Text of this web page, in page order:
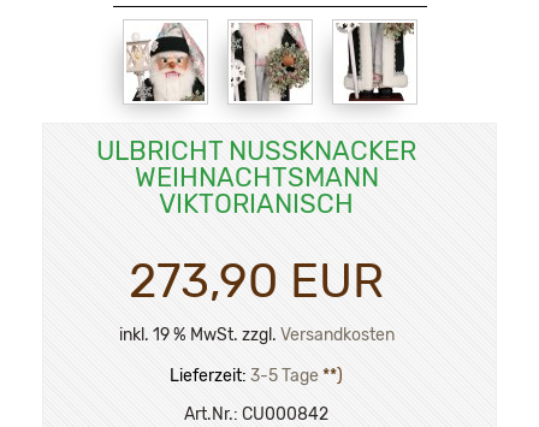
ULBRICHT NUSSKNACKER
WEIHNACHTSMANN
VIKTORIANISCH
273,90 EUR
inkl. 19 % MwSt. zzgl. Versandkosten
Lieferzeit: 3-5 Tage**)
Art.Nr.: CU000842